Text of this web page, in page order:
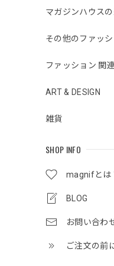
マガジンハウス
その他のファッ
ファッション 関
ART & DESIGN
雑貨
SHOP INFO
magnifとは
BLOG
お問い合わ
ご注文の前